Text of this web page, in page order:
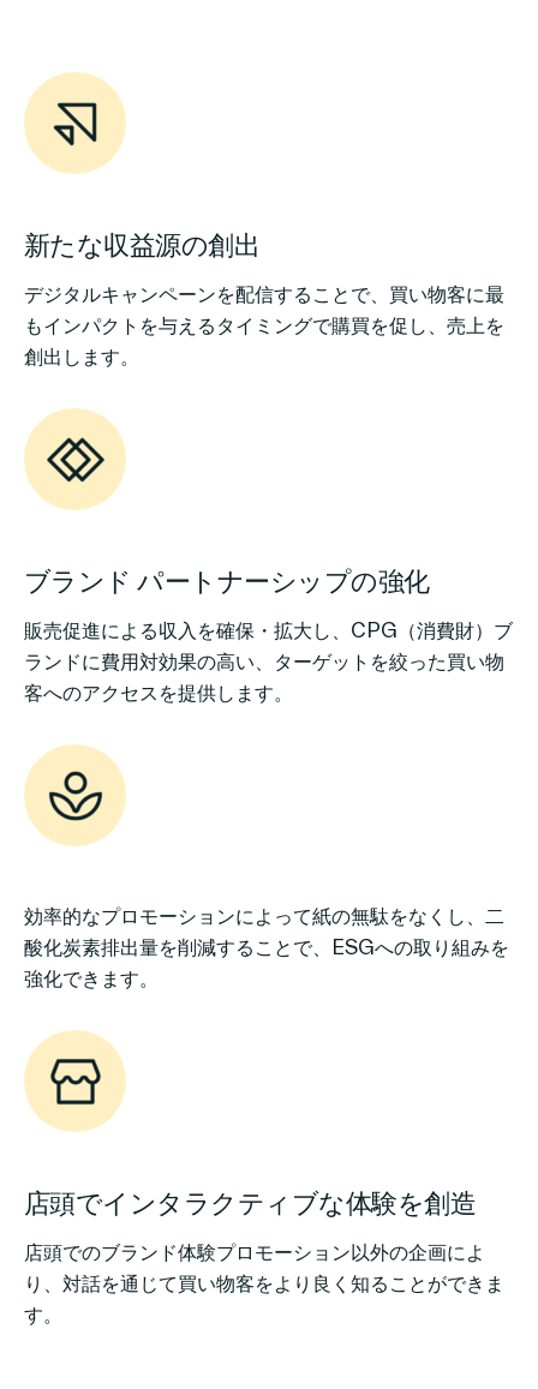
新たな収益源の創出
デジタルキャンペーンを配信することで、買い物客に最
もインパクトを与えるタイミングで購買を促し、売上を
創出します。
ブランド パートナーシップの強化
販売促進による収入を確保・拡大し、CPG（消費財）ブ
ランドに費用対効果の高い、ターゲットを絞った買い物
客へのアクセスを提供します。
効率的なプロモーションによって紙の無駄をなくし、二
酸化炭素排出量を削減することで、ESGへの取り組みを
強化できます。
店頭でインタラクティブな体験を創造
店頭でのブランド体験プロモーション以外の企画によ
り、対話を通じて買い物客をより良く知ることができま
す。